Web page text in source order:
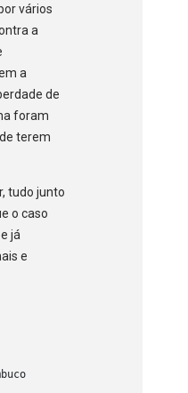
vários
a
a
de
foram
terem
tudo junto
o caso
já
e